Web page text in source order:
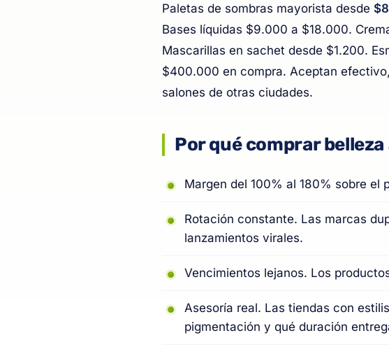
Paletas de sombras mayorista desde
Bases líquidas $9.000 a $18.000.
Mascarillas en sachet desde $1.200.
$400.000 en compra. Aceptan
salones de otras ciudades.
Por qué comprar belleza
Margen del 100% al 180% sobre el
Rotación constante. Las marcas
lanzamientos virales.
Vencimientos lejanos. Los
Asesoría real. Las tiendas con
pigmentación y qué duración